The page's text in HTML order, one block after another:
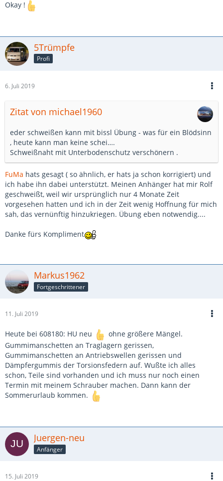
Okay !
5Trümpfe
Profi
6. Juli 2019
Zitat von michael1960
eder schweißen kann mit bissl Übung - was für ein Blödsinn
, heute kann man keine schei….
Schweißnaht mit Unterbodenschutz verschönern .
FuMa hats gesagt ( so ähnlich, er hats ja schon korrigiert) und
ich habe ihn dabei unterstützt. Meinen Anhänger hat mir Rolf
geschweißt, weil wir ursprünglich nur 4 Monate Zeit
vorgesehen hatten und ich in der Zeit wenig Hoffnung für mich
sah, das vernünftig hinzukriegen. Übung eben notwendig....
Danke fürs Kompliment
Markus1962
Fortgeschrittener
11. Juli 2019
Heute bei 608180: HU neu
ohne größere Mängel.
Gummimanschetten an Traglagern gerissen,
Gummimanschetten an Antriebswellen gerissen und
Dämpfergummis der Torsionsfedern auf. Wußte ich alles
schon, Teile sind vorhanden und ich muss nur noch einen
Termin mit meinem Schrauber machen. Dann kann der
Sommerurlaub kommen.
Juergen-neu
Anfänger
15. Juli 2019